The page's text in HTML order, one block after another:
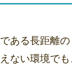
ある長距離
ない環境で